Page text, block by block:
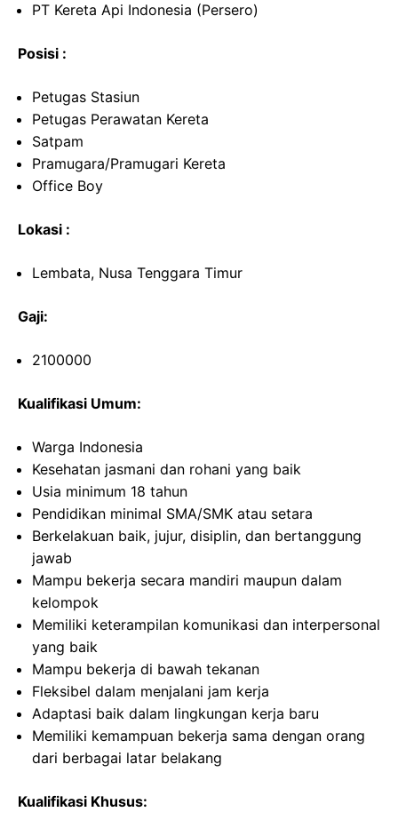
PT Kereta Api Indonesia (Persero)
Posisi :
Petugas Stasiun
Petugas Perawatan Kereta
Satpam
Pramugara/Pramugari Kereta
Office Boy
Lokasi :
Lembata, Nusa Tenggara Timur
Gaji:
2100000
Kualifikasi Umum:
Warga Indonesia
Kesehatan jasmani dan rohani yang baik
Usia minimum 18 tahun
Pendidikan minimal SMA/SMK atau setara
Berkelakuan baik, jujur, disiplin, dan bertanggung
jawab
Mampu bekerja secara mandiri maupun dalam
kelompok
Memiliki keterampilan komunikasi dan interpersonal
yang baik
Mampu bekerja di bawah tekanan
Fleksibel dalam menjalani jam kerja
Adaptasi baik dalam lingkungan kerja baru
Memiliki kemampuan bekerja sama dengan orang
dari berbagai latar belakang
Kualifikasi Khusus: